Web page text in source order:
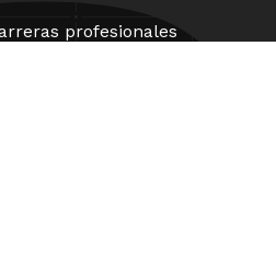
profesionales